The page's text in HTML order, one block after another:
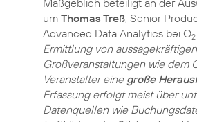
um Thomas Treß, Senior
Advanced Data Analytics bei O2
Ermittlung von
Großveranstaltungen wie dem
Veranstalter eine große
Erfassung erfolgt meist über
Datenquellen wie